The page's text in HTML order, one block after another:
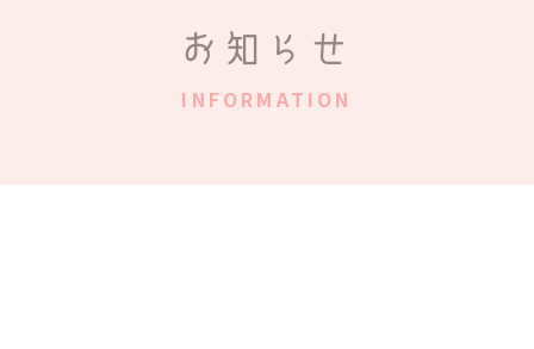
お知らせ
INFORMATION